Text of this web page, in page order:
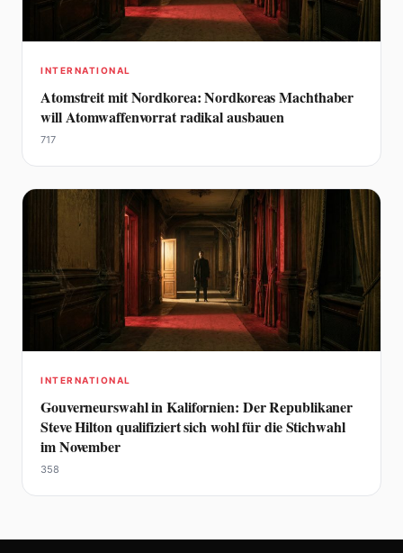
INTERNATIONAL
Atomstreit mit Nordkorea: Nordkoreas Machthaber
will Atomwaffenvorrat radikal ausbauen
717
INTERNATIONAL
Gouverneurswahl in Kalifornien: Der Republikaner
Steve Hilton qualifiziert sich wohl für die Stichwahl
im November
358